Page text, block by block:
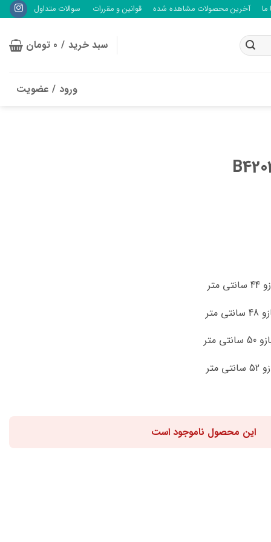
آخرین محصولات مشاهده شده قوانین و مقررات سوالات متداول
سبد خرید / 0 تومان
ورود / عضویت
این محصول ناموجود است